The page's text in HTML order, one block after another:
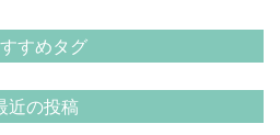
すめタグ
近の投稿